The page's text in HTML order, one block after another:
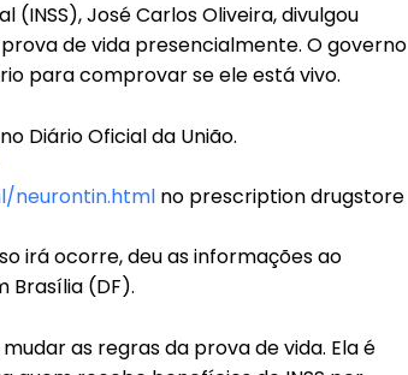
José Carlos Oliveira, divulgou
de vida presencialmente. O governo
para comprovar se ele está vivo.
Diário Oficial da União.
no prescription drugstore
irá ocorre, deu as informações ao
Brasília (DF).
as regras da prova de vida. Ela é